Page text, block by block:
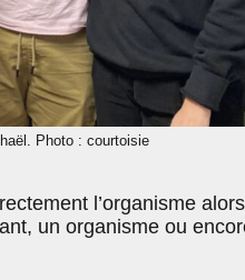
Photo : courtoisie
l’organisme alors
un organisme ou